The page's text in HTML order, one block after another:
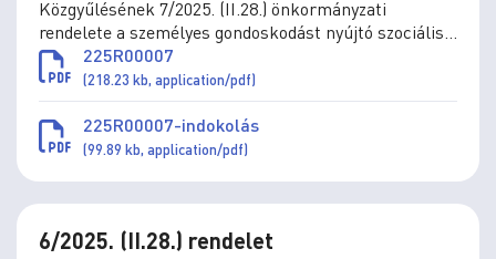
Közgyűlésének 7/2025. (II.28.) önkormányzati
rendelete a személyes gondoskodást nyújtó szociális
és gyermekjóléti ellátások térítési díjáról szóló
11/1993. (IV.1.) önkormányzati rendelet módosításáról
225R00007
(218.23 kb, application/pdf)
225R00007-indokolás
(99.89 kb, application/pdf)
6/2025. (II.28.) rendelet